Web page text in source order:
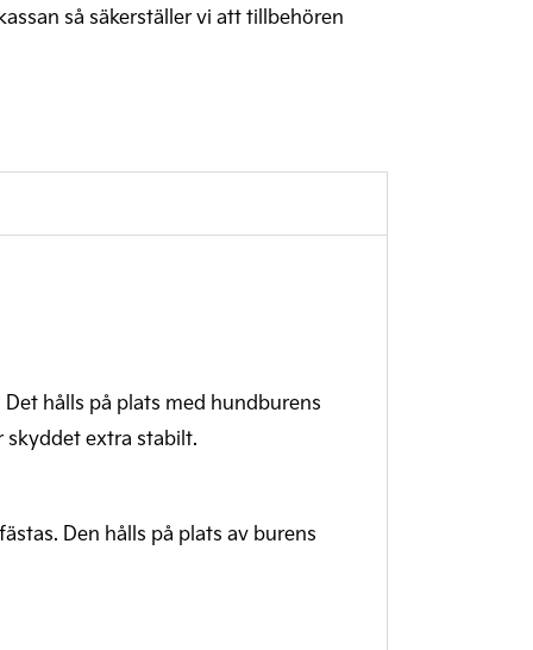
så säkerställer vi att tillbehören
hålls på plats med hundburens
extra stabilt.
Den hålls på plats av burens